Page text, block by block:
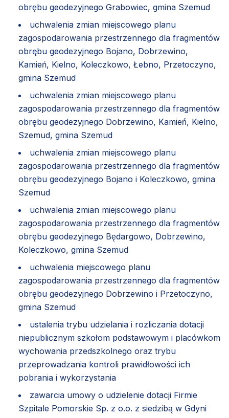
obrębu geodezyjnego Grabowiec, gmina Szemud
uchwalenia zmian miejscowego planu
zagospodarowania przestrzennego dla fragmentów
obrębu geodezyjnego Bojano, Dobrzewino,
Kamień, Kielno, Koleczkowo, Łebno, Przetoczyno,
gmina Szemud
uchwalenia zmian miejscowego planu
zagospodarowania przestrzennego dla fragmentów
obrębu geodezyjnego Dobrzewino, Kamień, Kielno,
Szemud, gmina Szemud
uchwalenia zmian miejscowego planu
zagospodarowania przestrzennego dla fragmentów
obrębu geodezyjnego Bojano i Koleczkowo, gmina
Szemud
uchwalenia zmian miejscowego planu
zagospodarowania przestrzennego dla fragmentów
obrębu geodezyjnego Będargowo, Dobrzewino,
Koleczkowo, gmina Szemud
uchwalenia miejscowego planu
zagospodarowania przestrzennego dla fragmentów
obrębu geodezyjnego Dobrzewino i Przetoczyno,
gmina Szemud
ustalenia trybu udzielania i rozliczania dotacji
niepublicznym szkołom podstawowym i placówkom
wychowania przedszkolnego oraz trybu
przeprowadzania kontroli prawidłowości ich
pobrania i wykorzystania
zawarcia umowy o udzielenie dotacji Firmie
Szpitale Pomorskie Sp. z o.o. z siedzibą w Gdyni